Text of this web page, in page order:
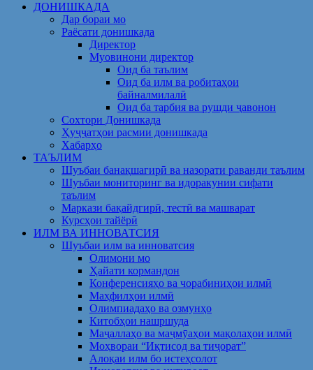
ДОНИШКАДА
Дар бораи мо
Раёсати донишкада
Директор
Муовинони директор
Оид ба таълим
Оид ба илм ва робитаҳои
байналмилалӣ
Оид ба тарбия ва рушди ҷавонон
Сохтори Донишкада
Ҳуҷҷатҳои расмии донишкада
Хабарҳо
ТАЪЛИМ
Шуъбаи банақшагирӣ ва назорати раванди таълим
Шуъбаи мониторинг ва идоракунии сифати
таълим
Маркази бақайдгирӣ, тестӣ ва машварат
Курсҳои тайёрӣ
ИЛМ ВА ИННОВАТСИЯ
Шуъбаи илм ва инноватсия
Олимони мо
Ҳайати кормандон
Конференсияҳо ва чорабиниҳои илмӣ
Маҳфилҳои илмӣ
Олимпиадаҳо ва озмунҳо
Китобҳои нашршуда
Маҷаллаҳо ва маҷмӯаҳои мақолаҳои илмӣ
Моҳвораи “Иқтисод ва тиҷорат”
Алоқаи илм бо истеҳсолот